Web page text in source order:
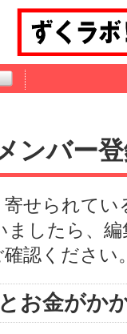
ンバー
せられて
ましたら、
認ください
お金がか